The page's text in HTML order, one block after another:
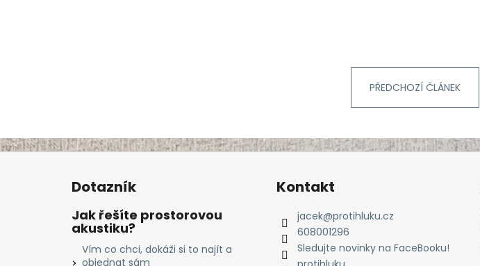
PŘEDCHOZÍ ČLÁNEK
Z
Dotazník
Jak řešíte prostorovou
akustiku?
Vím co chci, dokáži si to najít a
objednat sám
Kontakt
jacek@protihluku.cz
608001296
Sledujte novinky na FaceBooku!